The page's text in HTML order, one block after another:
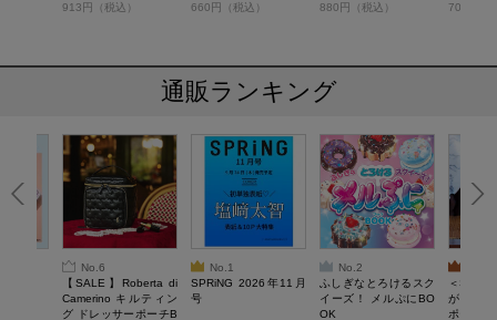
913円（税込）
660円（税込）
880円（税込） 704円（
通販ランキング
No.6
【SALE】Roberta di
Camerino キルティン
グ ドレッサーポーチB
No.1
SPRiNG 2026年11月
号
No.2
ふしぎなとろけるスク
イーズ！ メルぷにBO
OK
＜SALE
がある
ポーチ